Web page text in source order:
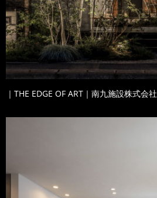
｜THE EDGE OF ART｜南九施設株式会社